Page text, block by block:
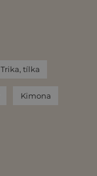
Trika, tílka
Kimona